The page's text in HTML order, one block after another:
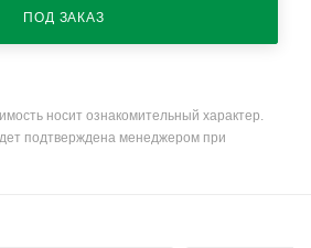
ПОД ЗАКАЗ
носит ознакомительный характер.
подтверждена менеджером при